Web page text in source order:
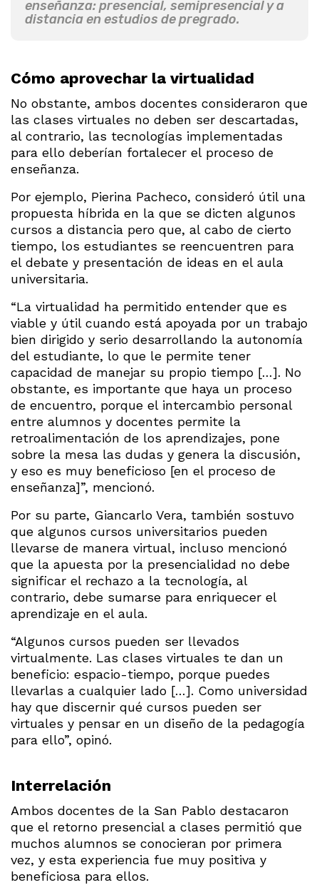
enseñanza: presencial, semipresencial y a
distancia en estudios de pregrado.
Cómo aprovechar la virtualidad
No obstante, ambos docentes consideraron que
las clases virtuales no deben ser descartadas,
al contrario, las tecnologías implementadas
para ello deberían fortalecer el proceso de
enseñanza.
Por ejemplo, Pierina Pacheco, consideró útil una
propuesta híbrida en la que se dicten algunos
cursos a distancia pero que, al cabo de cierto
tiempo, los estudiantes se reencuentren para
el debate y presentación de ideas en el aula
universitaria.
“La virtualidad ha permitido entender que es
viable y útil cuando está apoyada por un trabajo
bien dirigido y serio desarrollando la autonomía
del estudiante, lo que le permite tener
capacidad de manejar su propio tiempo […]. No
obstante, es importante que haya un proceso
de encuentro, porque el intercambio personal
entre alumnos y docentes permite la
retroalimentación de los aprendizajes, pone
sobre la mesa las dudas y genera la discusión,
y eso es muy beneficioso [en el proceso de
enseñanza]”, mencionó.
Por su parte, Giancarlo Vera, también sostuvo
que algunos cursos universitarios pueden
llevarse de manera virtual, incluso mencionó
que la apuesta por la presencialidad no debe
significar el rechazo a la tecnología, al
contrario, debe sumarse para enriquecer el
aprendizaje en el aula.
“Algunos cursos pueden ser llevados
virtualmente. Las clases virtuales te dan un
beneficio: espacio-tiempo, porque puedes
llevarlas a cualquier lado […]. Como universidad
hay que discernir qué cursos pueden ser
virtuales y pensar en un diseño de la pedagogía
para ello”, opinó.
Interrelación
Ambos docentes de la San Pablo destacaron
que el retorno presencial a clases permitió que
muchos alumnos se conocieran por primera
vez, y esta experiencia fue muy positiva y
beneficiosa para ellos.